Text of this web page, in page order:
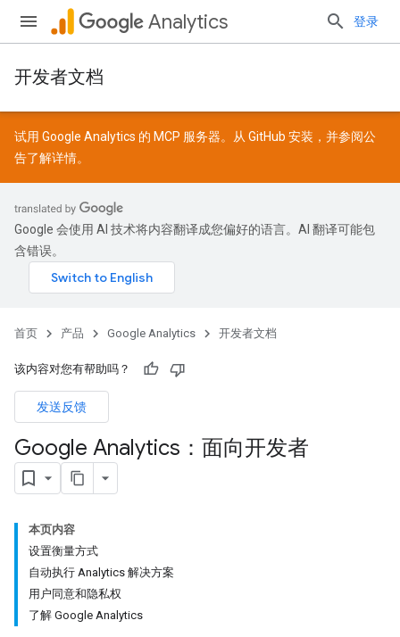
Analytics 登录
开发者文档
试用 Google Analytics 的 MCP 服务器。从 GitHub 安装，并参阅公
告了解详情。
Google 会使用 AI 技术将内容翻译成您偏好的语言。AI 翻译可能包
含错误。
首页 产品 Google Analytics 开发者文档
该内容对您有帮助吗？
发送反馈
Google Analytics：面向开发者
本页内容
设置衡量方式
自动执行 Analytics 解决方案
用户同意和隐私权
了解 Google Analytics